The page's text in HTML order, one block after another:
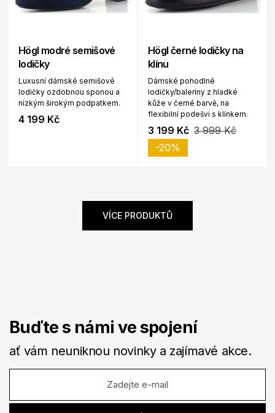
Högl modré semišové
lodičky
Luxusní dámské semišové
lodičky ozdobnou sponou a
nízkým širokým podpatkem.
4 199 Kč
Högl černé lodičky na
klínu
Dámské pohodlné
lodičky/baleríny z hladké
kůže v černé barvě, na
flexibilní podešvi s klínkem.
3 199 Kč 3 999 Kč
-20%
VÍCE PRODUKTŮ
Buďte s námi ve spojení
ať vám neuniknou novinky a zajímavé akce.